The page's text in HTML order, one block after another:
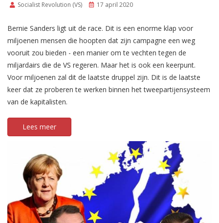
Socialist Revolution (VS) 17 april 2020
Bernie Sanders ligt uit de race. Dit is een enorme klap voor
miljoenen mensen die hoopten dat zijn campagne een weg
vooruit zou bieden - een manier om te vechten tegen de
miljardairs die de VS regeren. Maar het is ook een keerpunt.
Voor miljoenen zal dit de laatste druppel zijn. Dit is de laatste
keer dat ze proberen te werken binnen het tweepartijensysteem
van de kapitalisten.
Lees meer